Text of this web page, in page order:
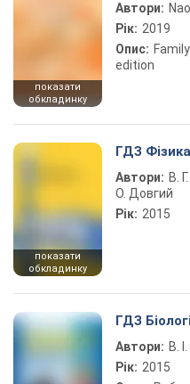
показати
обкладинку
Автори:
Рік: 2019
Опис:
edition
показати
обкладинку
ГДЗ
Автори: В.
О. Довгий
Рік: 2015
ГДЗ
Автори: В.
Рік: 2015